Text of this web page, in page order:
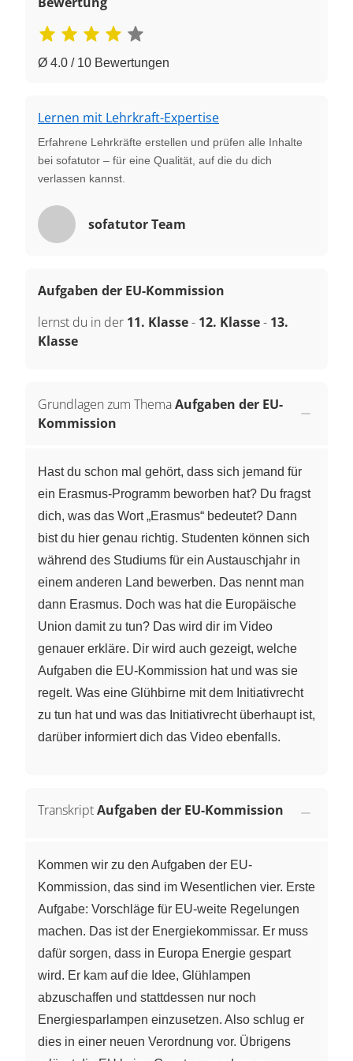
Ø 4.0 / 10 Bewertungen
Lernen mit Lehrkraft-Expertise
Erfahrene Lehrkräfte erstellen und prüfen alle Inhalte
bei sofatutor – für eine Qualität, auf die du dich
verlassen kannst.
sofatutor Team
Aufgaben der EU-Kommission
lernst du in der 11. Klasse- 12. Klasse- 13.
Klasse
Grundlagen zum ThemaAufgaben der EU-
Kommission
Hast du schon mal gehört, dass sich jemand für
ein Erasmus-Programm beworben hat? Du fragst
dich, was das Wort „Erasmus“ bedeutet? Dann
bist du hier genau richtig. Studenten können sich
während des Studiums für ein Austauschjahr in
einem anderen Land bewerben. Das nennt man
dann Erasmus. Doch was hat die Europäische
Union damit zu tun? Das wird dir im Video
genauer erkläre. Dir wird auch gezeigt, welche
Aufgaben die EU-Kommission hat und was sie
regelt. Was eine Glühbirne mit dem Initiativrecht
zu tun hat und was das Initiativrecht überhaupt ist,
darüber informiert dich das Video ebenfalls.
TranskriptAufgaben der EU-Kommission
Kommen wir zu den Aufgaben der EU-
Kommission, das sind im Wesentlichen vier. Erste
Aufgabe: Vorschläge für EU-weite Regelungen
machen. Das ist der Energiekommissar. Er muss
dafür sorgen, dass in Europa Energie gespart
wird. Er kam auf die Idee, Glühlampen
abzuschaffen und stattdessen nur noch
Energiesparlampen einzusetzen. Also schlug er
dies in einer neuen Verordnung vor. Übrigens